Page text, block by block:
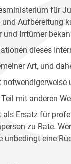
für
und Aufbereitung
und Irrtümer
dieses
Art, und
notwendigerweise
mit anderen
als Ersatz für
zu Rate.
unbedingt eine